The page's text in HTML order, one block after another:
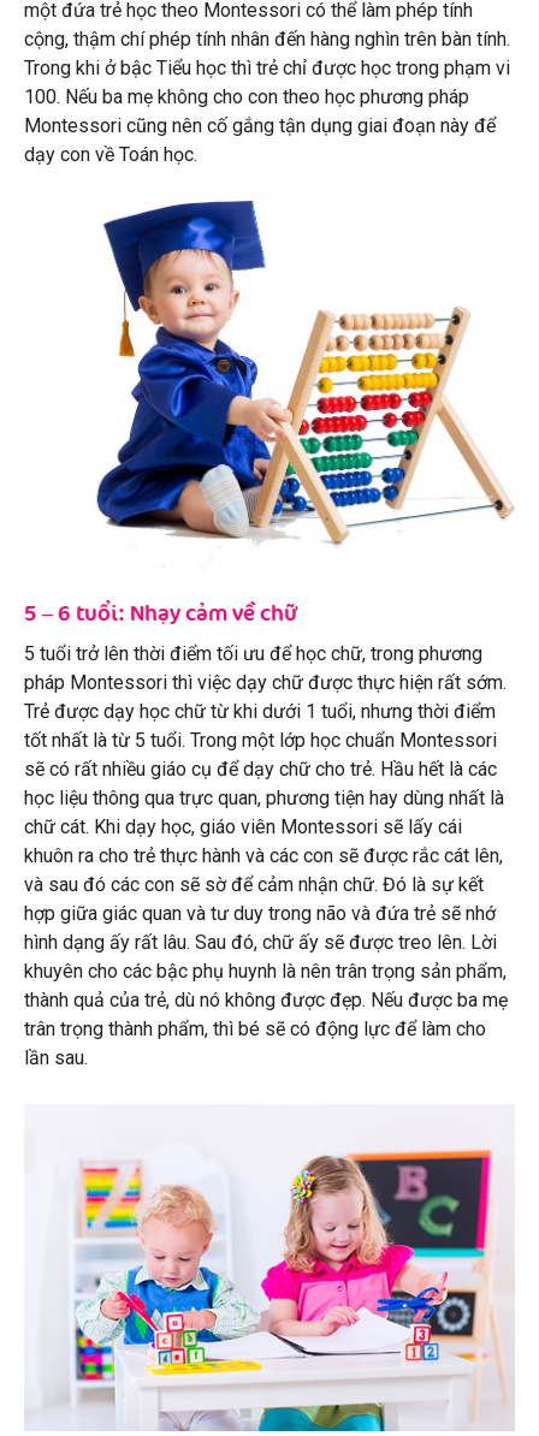
một đứa trẻ học theo Montessori có thể làm phép tính
cộng, thậm chí phép tính nhân đến hàng nghìn trên bàn tính.
Trong khi ở bậc Tiểu học thì trẻ chỉ được học trong phạm vi
100. Nếu ba mẹ không cho con theo học phương pháp
Montessori cũng nên cố gắng tận dụng giai đoạn này để
dạy con về Toán học.
5 – 6 tuổi: Nhạy cảm về chữ
5 tuổi trở lên thời điểm tối ưu để học chữ, trong phương
pháp Montessori thì việc dạy chữ được thực hiện rất sớm.
Trẻ được dạy học chữ từ khi dưới 1 tuổi, nhưng thời điểm
tốt nhất là từ 5 tuổi. Trong một lớp học chuẩn Montessori
sẽ có rất nhiều giáo cụ để dạy chữ cho trẻ. Hầu hết là các
học liệu thông qua trực quan, phương tiện hay dùng nhất là
chữ cát. Khi dạy học, giáo viên Montessori sẽ lấy cái
khuôn ra cho trẻ thực hành và các con sẽ được rắc cát lên,
và sau đó các con sẽ sờ để cảm nhận chữ. Đó là sự kết
hợp giữa giác quan và tư duy trong não và đứa trẻ sẽ nhớ
hình dạng ấy rất lâu. Sau đó, chữ ấy sẽ được treo lên. Lời
khuyên cho các bậc phụ huynh là nên trân trọng sản phẩm,
thành quả của trẻ, dù nó không được đẹp. Nếu được ba mẹ
trân trọng thành phẩm, thì bé sẽ có động lực để làm cho
lần sau.